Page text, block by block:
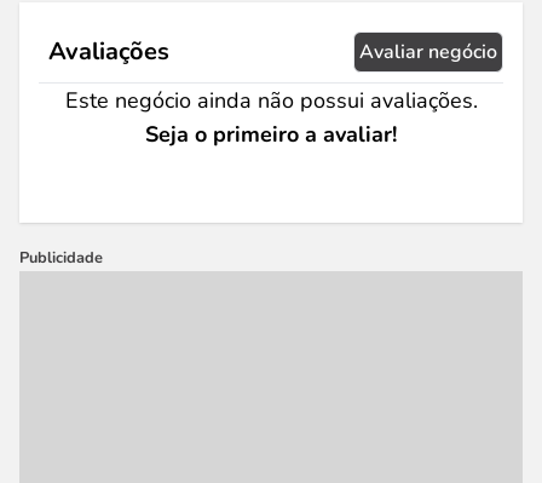
Avaliações Avaliar negócio
Este negócio ainda não possui avaliações.
Seja o primeiro a avaliar!
Publicidade